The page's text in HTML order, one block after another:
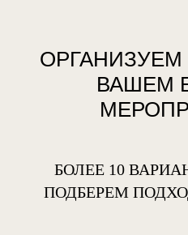
ВАШЕМ
БОЛЕЕ 10
ПОДБЕРЕМ